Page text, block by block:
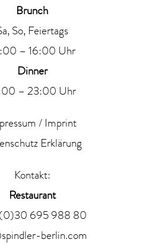
Brunch
So, Feiertags
– 16:00 Uhr
Dinner
– 23:00 Uhr
/ Imprint
Erklärung
Kontakt:
Restaurant
695 988 80
berlin.com